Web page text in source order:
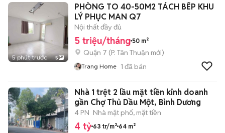
5 phút trước 5
PHÒNG TO 40-50M2 TÁCH BẾP KHU
LÝ PHỤC MAN Q7
Nội thất đầy đủ
5 triệu/tháng 50 m²
Quận 7 (P. Tân Thuận mới)
Trang Home 1 đã bán
Nhà 1 trệt 2 lầu mặt tiền kinh doanh
gần Chợ Thủ Dầu Một, Bình Dương
4 PN Nhà mặt phố, mặt tiền
4 tỷ 63 tr/m² 64 m²